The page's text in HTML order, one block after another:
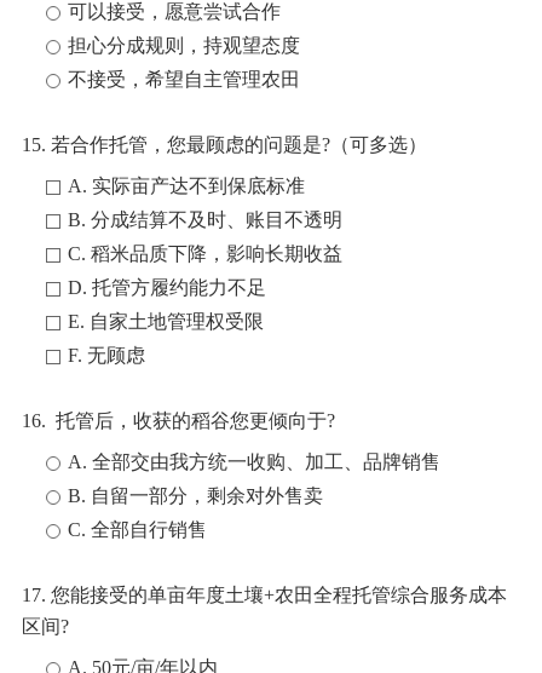
可以接受，愿意尝试合作
担心分成规则，持观望态度
不接受，希望自主管理农田
15. 若合作托管，您最顾虑的问题是?（可多选）
A. 实际亩产达不到保底标准
B. 分成结算不及时、账目不透明
C. 稻米品质下降，影响长期收益
D. 托管方履约能力不足
E. 自家土地管理权受限
F. 无顾虑
16. 托管后，收获的稻谷您更倾向于?
A. 全部交由我方统一收购、加工、品牌销售
B. 自留一部分，剩余对外售卖
C. 全部自行销售
17. 您能接受的单亩年度土壤+农田全程托管综合服务成本
区间?
A. 50元/亩/年以内